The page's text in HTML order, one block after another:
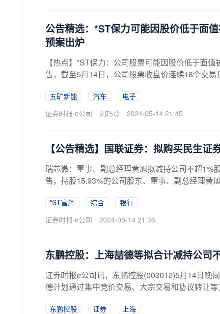
公告精选：*ST保力可能因股价低于面
预案出炉
【热点】*ST保力：公司股票可能因股价低于面
告，截至5月14日，公司股票收盘价连续18个交
五矿新能 汽车
电子
证券时报·e公司
刘巧玲 2024-05-14 21:45
【公告精选】国联证券：拟购买民生
瑞芯微：董事、副总经理黄旭拟减持公司不超1%
告，持股15.93%的公司股东、董事、副总经理黄
*ST富润 综合
银行
证券时报·e公司
2024-05-14 21:36
东鹏控股：上海喆德等拟合计减持公司
证券时报e公司讯，东鹏控股(003012)5月14日晚
德计划通过集中竞价交易、大宗交易和协议转让
东鹏控股 证券
上海